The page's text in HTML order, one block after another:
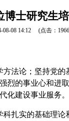
士研究生培
08-08 14:12 (点击： 1966
法论；坚持党
烈的事业心和进
化建设事业服务。
扎实的基础理